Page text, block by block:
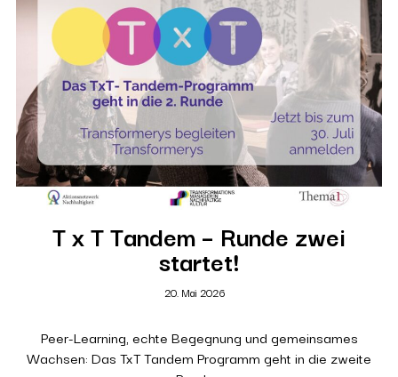
T x T Tandem – Runde zwei
startet!
20. Mai 2026
Peer-Learning, echte Begegnung und gemeinsames
Wachsen: Das TxT Tandem Programm geht in die zweite